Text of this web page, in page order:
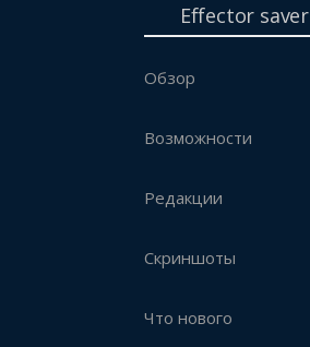
Effector saver
Обзор
Возможности
Редакции
Скриншоты
Что нового